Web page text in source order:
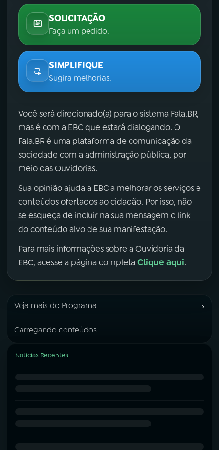
SOLICITAÇÃO
Faça um pedido.
SIMPLIFIQUE
Sugira melhorias.
Você será direcionado(a) para o sistema Fala.BR,
mas é com a EBC que estará dialogando. O
Fala.BR é uma plataforma de comunicação da
sociedade com a administração pública, por
meio das Ouvidorias.
Sua opinião ajuda a EBC a melhorar os serviços e
conteúdos ofertados ao cidadão. Por isso, não
se esqueça de incluir na sua mensagem o link
do conteúdo alvo de sua manifestação.
Para mais informações sobre a Ouvidoria da
EBC, acesse a página completa Clique aqui.
Veja mais do Programa ›
Carregando conteúdos...
Notícias Recentes